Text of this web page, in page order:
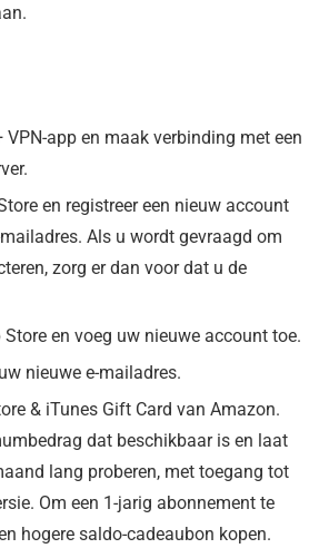
VPN-app en maak verbinding met een
en registreer een nieuw account
Als u wordt gevraagd om
zorg er dan voor dat u de
Store en voeg uw nieuwe account toe.
nieuwe e-mailadres.
& iTunes Gift Card van Amazon.
dat beschikbaar is en laat
lang proberen, met toegang tot
Om een 1-jarig abonnement te
hogere saldo-cadeaubon kopen.